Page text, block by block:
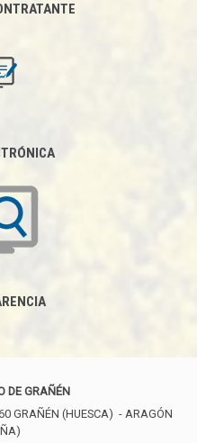
DE GRAÑÉN
GRAÑÉN (HUESCA) - ARAGÓN